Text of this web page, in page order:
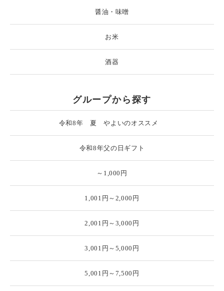
醤油・味噌
お米
酒器
グループから探す
令和8年 夏 やよいのオススメ
令和8年父の日ギフト
～1,000円
1,001円～2,000円
2,001円～3,000円
3,001円～5,000円
5,001円～7,500円